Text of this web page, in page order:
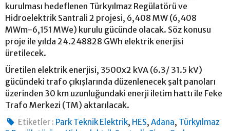
kurulması hedeflenen Türkyılmaz Regülatörü ve
Hidroelektrik Santrali 2 projesi, 6,408 MW (6,408
MWm-6,151 MWe) kurulu gücünde olacak. Söz konusu
proje ile yılda 24.248828 GWh elektrik enerjisi
üretilecek.
Üretilen elektrik enerjisi, 3500x2 kVA (6.3/ 31.5 kV)
gücündeki trafo çıkışlarında düzenlenecek şalt panoları
üzerinden 30 km uzunluğundaki enerji iletim hattı ile Feke
Trafo Merkezi (TM) aktarılacak.
Etiketler : Park Teknik Elektrik, HES,Adana, Türkyılmaz